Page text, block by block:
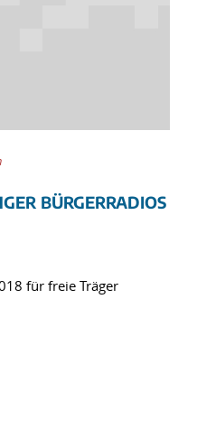
BÜRGERRADIOS
für freie Träger